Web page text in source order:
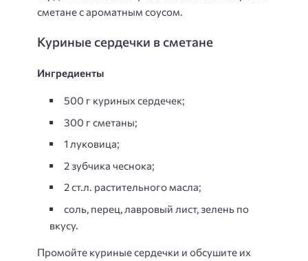
сметане с ароматным соусом.
Куриные сердечки в сметане
Ингредиенты
500 г куриных сердечек;
300 г сметаны;
1 луковица;
2 зубчика чеснока;
2 ст.л. растительного масла;
соль, перец, лавровый лист, зелень по
вкусу.
Промойте куриные сердечки и обсушите их